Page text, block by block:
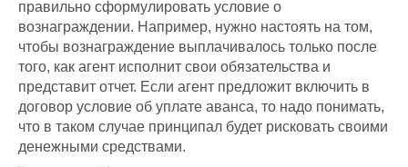
правильно сформулировать условие о
вознаграждении. Например, нужно настоять на том,
чтобы вознаграждение выплачивалось только после
того, как агент исполнит свои обязательства и
представит отчет. Если агент предложит включить в
договор условие об уплате аванса, то надо понимать,
что в таком случае принципал будет рисковать своими
денежными средствами.